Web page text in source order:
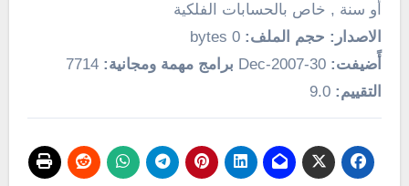
أو سنة , خاص بالحسابات الفلكية
الاصدار: حجم الملف:
أًضيفت:
برامج مهمة ومجانية:
التقييم: